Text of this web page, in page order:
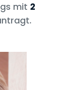
mit 2